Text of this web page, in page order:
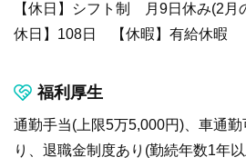
【休日】シフト制 月9日休み(2
休日】108日 【休暇】有給休暇
福利厚生
通勤手当(上限5万5,000円)、車通
り、退職金制度あり(勤続年数1年